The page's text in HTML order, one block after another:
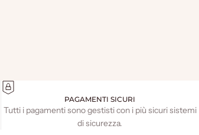
PAGAMENTI SICURI
Tutti i pagamenti sono gestisti con i più sicuri sistemi
di sicurezza.